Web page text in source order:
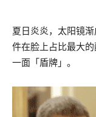
夏日炎炎，太阳镜
件在脸上占比最大
一面「盾牌」。